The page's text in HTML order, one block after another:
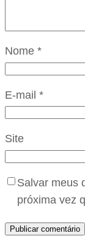
Nome *
E-mail *
Site
Salvar meus
próxima vez